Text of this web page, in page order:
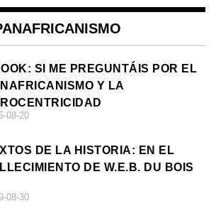
SI ME PREGUNTÁIS POR EL
Y LA
08-20
DE LA HISTORIA: EN EL
DE W.E.B. DU BOIS
08-30